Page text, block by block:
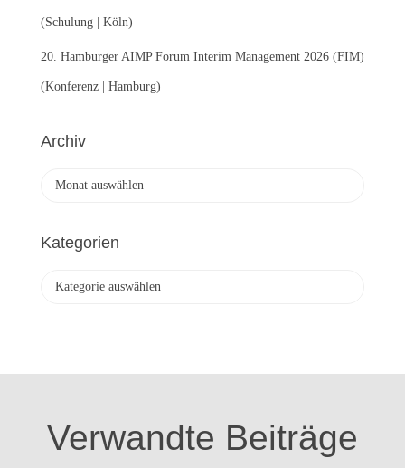
(Schulung | Köln)
20. Hamburger AIMP Forum Interim Management 2026 (FIM)
(Konferenz | Hamburg)
Archiv
h
Kategorien
o
Verwandte Beiträge